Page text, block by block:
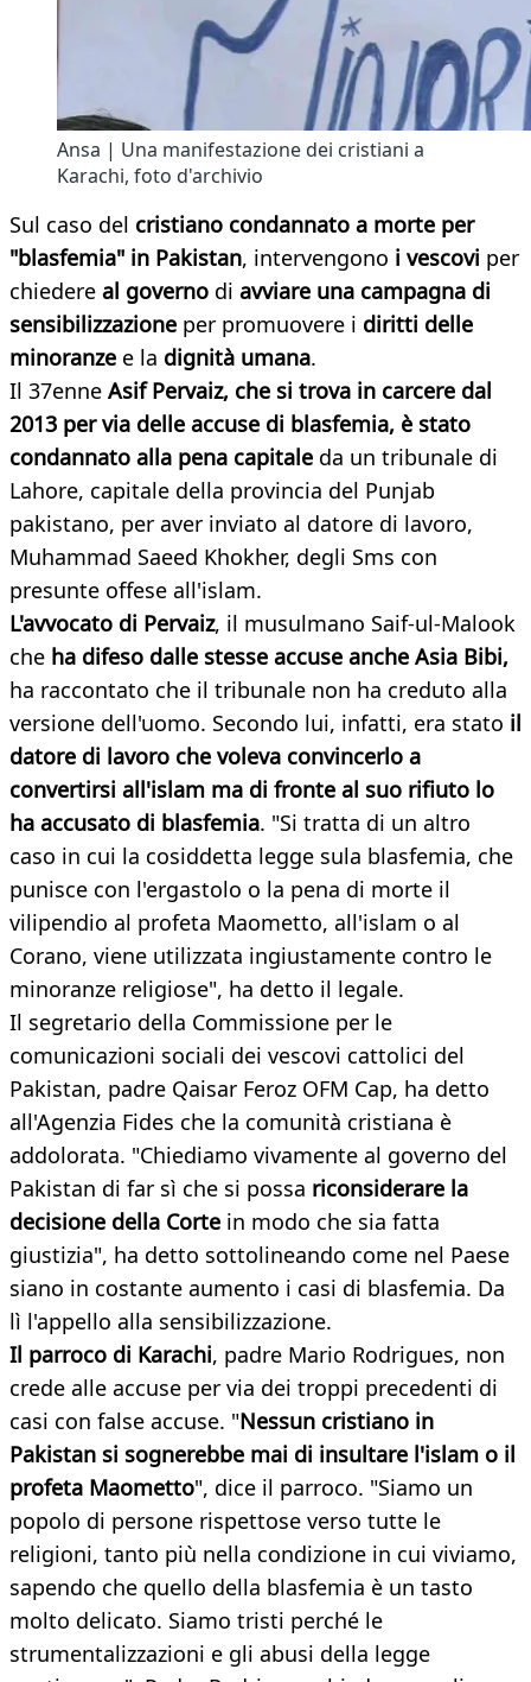
Ansa | Una manifestazione dei cristiani a
Karachi, foto d'archivio
Sul caso del cristiano condannato a morte per
"blasfemia" in Pakistan, intervengono i vescovi per
chiedere al governo di avviare una campagna di
sensibilizzazione per promuovere i diritti delle
minoranze e la dignità umana.
Il 37enne Asif Pervaiz, che si trova in carcere dal
2013 per via delle accuse di blasfemia, è stato
condannato alla pena capitale da un tribunale di
Lahore, capitale della provincia del Punjab
pakistano, per aver inviato al datore di lavoro,
Muhammad Saeed Khokher, degli Sms con
presunte offese all'islam.
L'avvocato di Pervaiz, il musulmano Saif-ul-Malook
che ha difeso dalle stesse accuse anche Asia Bibi,
ha raccontato che il tribunale non ha creduto alla
versione dell'uomo. Secondo lui, infatti, era stato il
datore di lavoro che voleva convincerlo a
convertirsi all'islam ma di fronte al suo rifiuto lo
ha accusato di blasfemia. "Si tratta di un altro
caso in cui la cosiddetta legge sula blasfemia, che
punisce con l'ergastolo o la pena di morte il
vilipendio al profeta Maometto, all'islam o al
Corano, viene utilizzata ingiustamente contro le
minoranze religiose", ha detto il legale.
Il segretario della Commissione per le
comunicazioni sociali dei vescovi cattolici del
Pakistan, padre Qaisar Feroz OFM Cap, ha detto
all'Agenzia Fides che la comunità cristiana è
addolorata. "Chiediamo vivamente al governo del
Pakistan di far sì che si possa riconsiderare la
decisione della Corte in modo che sia fatta
giustizia", ha detto sottolineando come nel Paese
siano in costante aumento i casi di blasfemia. Da
lì l'appello alla sensibilizzazione.
Il parroco di Karachi, padre Mario Rodrigues, non
crede alle accuse per via dei troppi precedenti di
casi con false accuse. "Nessun cristiano in
Pakistan si sognerebbe mai di insultare l'islam o il
profeta Maometto", dice il parroco. "Siamo un
popolo di persone rispettose verso tutte le
religioni, tanto più nella condizione in cui viviamo,
sapendo che quello della blasfemia è un tasto
molto delicato. Siamo tristi perché le
strumentalizzazioni e gli abusi della legge